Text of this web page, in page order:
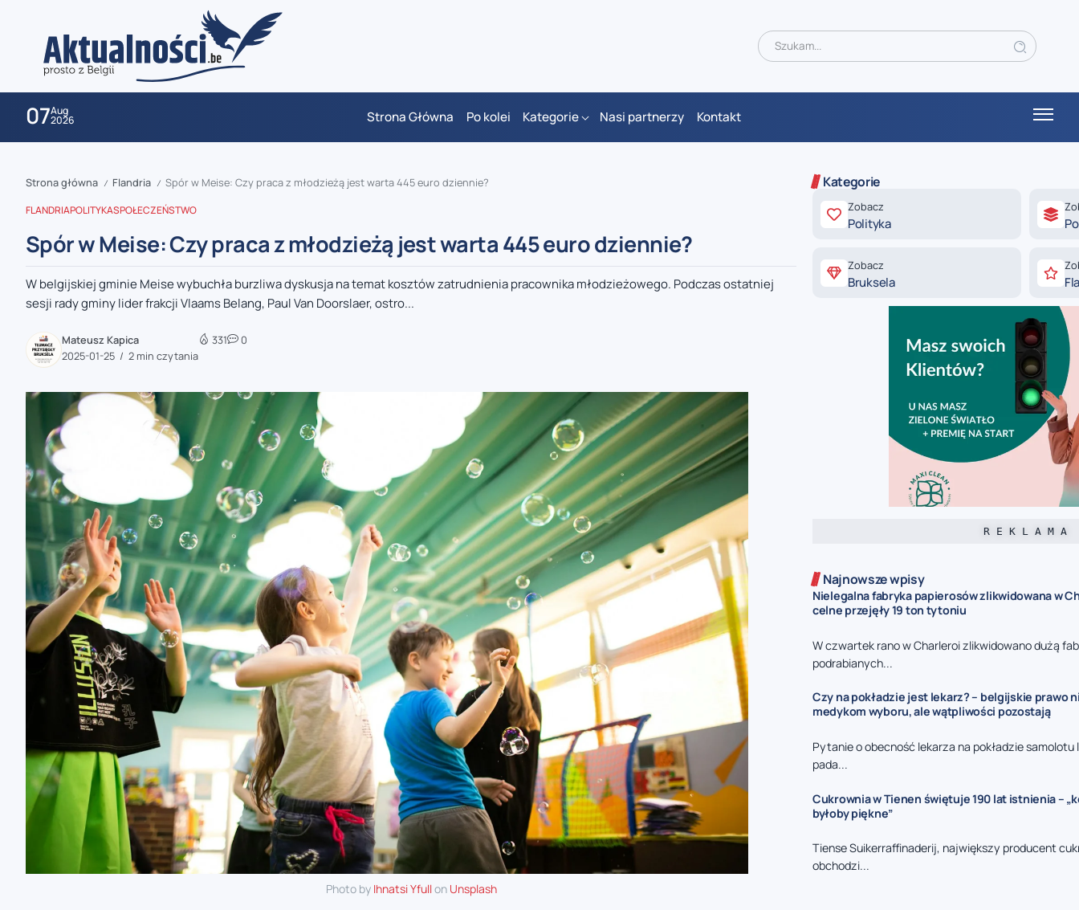
07Aug
2026 Strona Główna Po kolei Kategorie Nasi partnerzy Kontakt
zaobserwuj nas
zaobserwuj nas
zaobserwuj nas
zaobserwuj nas
zaobserwuj nas
Strona główna / Flandria / Spór w Meise: Czy praca z młodzieżą jest warta 445 euro dziennie?
FLANDRIAPOLITYKASPOŁECZEŃSTWO
Spór w Meise: Czy praca z młodzieżą jest warta 445 euro dziennie?
W belgijskiej gminie Meise wybuchła burzliwa dyskusja na temat kosztów zatrudnienia pracownika młodzieżowego. Podczas ostatniej
sesji rady gminy lider frakcji Vlaams Belang, Paul Van Doorslaer, ostro...
Mateusz Kapica
2025-01-25
2 min czytania
331 0
Photo by Ihnatsi Yfullon Unsplash
Kategorie
Zobacz
Polityka
Zobacz
Bruksela
R E K L A M A
Najnowsze wpisy
Nielegalna fabryka papierosów zlikwidowana w
celne przejęły 19 ton tytoniu
W czwartek rano w Charleroi zlikwidowano dużą
podrabianych...
Czy na pokładzie jest lekarz? – belgijskie prawo
medykom wyboru, ale wątpliwości pozostają
Pytanie o obecność lekarza na pokładzie samolotu
pada...
Cukrownia w Tienen świętuje 190 lat istnienia –
byłoby piękne”
Tiense Suikerraffinaderij, największy producent
obchodzi...